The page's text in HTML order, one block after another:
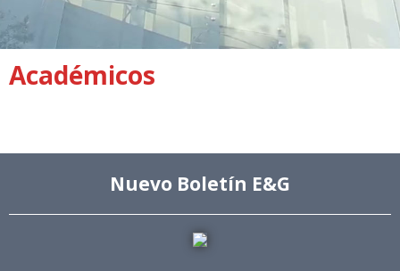
Académicos
Nuevo Boletín E&G